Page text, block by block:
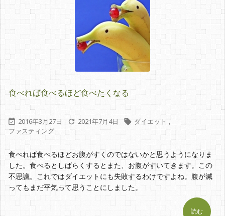
食べれば食べるほど食べたくなる
 2016年3月27日  2021年7月4日  ダイエット ,
ファスティング
食べれば食べるほどお腹がすくのではないかと思うようになりま
した。食べるとしばらくするとまた、お腹がすいてきます。この
不思議。これではダイエットにも失敗するわけですよね。腹が減
ってもまだ平気って思うことにしました。
読む